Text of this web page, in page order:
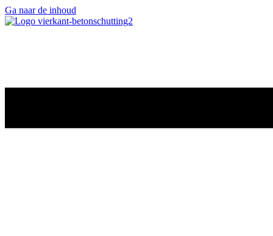
Ga naar de inhoud